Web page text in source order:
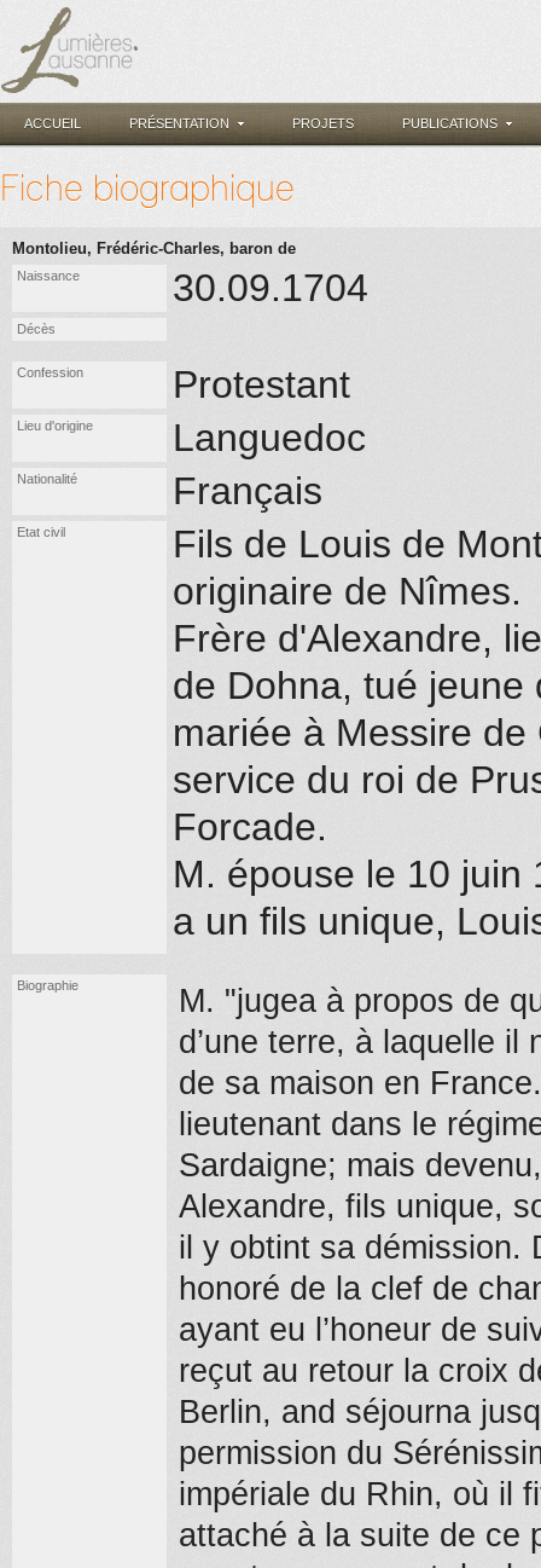
ACCUEIL PRÉSENTATION PROJETS PUBLICATIONS
Fiche biographique
Montolieu, Frédéric-Charles, baron de
Naissance 30.09.1704
Décès
Confession Protestant
Lieu d'origine Languedoc
Nationalité Français
Etat civil
Fils de Louis de
originaire de Nîmes.
Frère d'Alexandre,
de Dohna, tué jeune
mariée à Messire
service du roi de
Forcade.
M. épouse le 10 juin
a un fils unique,
Biographie
M. "jugea à propos de
d’une terre, à laquelle il
de sa maison en
lieutenant dans le
Sardaigne; mais
Alexandre, fils unique,
il y obtint sa démission.
honoré de la clef de
ayant eu l’honeur de
reçut au retour la croix
Berlin, and séjourna
permission du
impériale du Rhin, où il
attaché à la suite de ce